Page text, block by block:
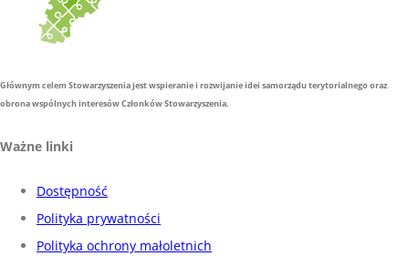
Głównym celem Stowarzyszenia jest wspieranie i rozwijanie idei samorządu terytorialnego oraz
obrona wspólnych interesów Członków Stowarzyszenia.
Ważne linki
Dostępność
Polityka prywatności
Polityka ochrony małoletnich